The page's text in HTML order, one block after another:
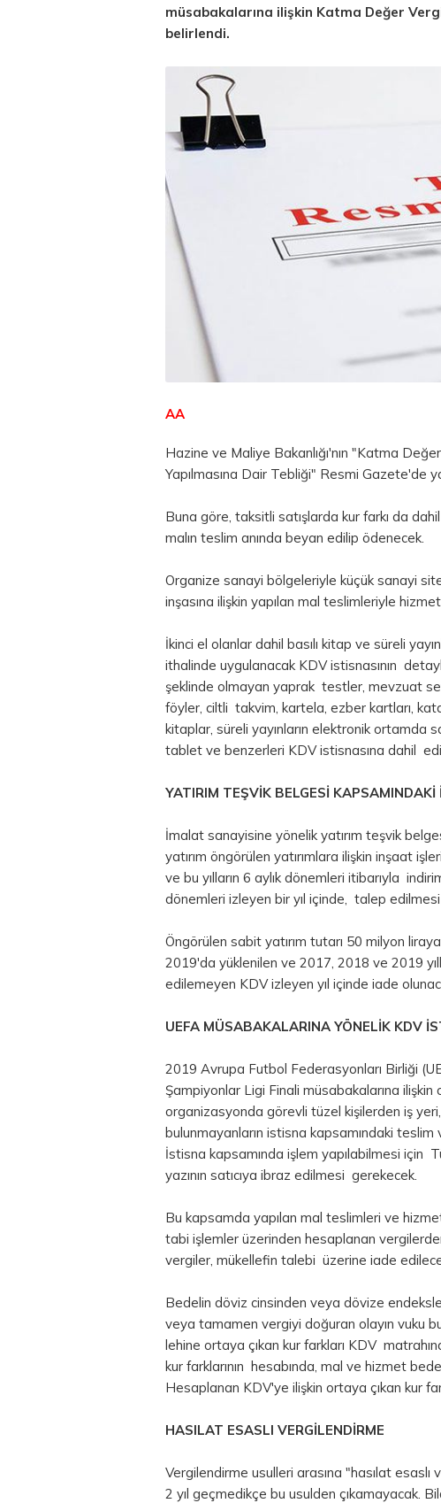
müsabakalarına ilişkin Katma Değer
belirlendi.
AA
Hazine ve Maliye Bakanlığı'nın "Katma
Yapılmasına Dair Tebliği" Resmi Gazete'de
Buna göre, taksitli satışlarda kur farkı da
malın teslim anında beyan edilip ödenecek.
Organize sanayi bölgeleriyle küçük sanayi
inşasına ilişkin yapılan mal teslimleriyle
İkinci el olanlar dahil basılı kitap ve süreli
ithalinde uygulanacak KDV istisnasının
şeklinde olmayan yaprak testler, mevzuat
föyler, ciltli takvim, kartela, ezber kartları,
kitaplar, süreli yayınların elektronik ortamda
tablet ve benzerleri KDV istisnasına dahil
YATIRIM TEŞVİK BELGESİ
İmalat sanayisine yönelik yatırım teşvik
yatırım öngörülen yatırımlara ilişkin inşaat
ve bu yılların 6 aylık dönemleri itibarıyla
dönemleri izleyen bir yıl içinde, talep
Öngörülen sabit yatırım tutarı 50 milyon
2019'da yüklenilen ve 2017, 2018 ve 2019
edilemeyen KDV izleyen yıl içinde iade
UEFA MÜSABAKALARINA YÖNELİK KDV
2019 Avrupa Futbol Federasyonları Birliği
Şampiyonlar Ligi Finali müsabakalarına ilişkin
organizasyonda görevli tüzel kişilerden iş
bulunmayanların istisna kapsamındaki
İstisna kapsamında işlem yapılabilmesi için
yazının satıcıya ibraz edilmesi gerekecek.
Bu kapsamda yapılan mal teslimleri ve
tabi işlemler üzerinden hesaplanan
vergiler, mükellefin talebi üzerine iade
Bedelin döviz cinsinden veya dövize
veya tamamen vergiyi doğuran olayın vuku
lehine ortaya çıkan kur farkları KDV
kur farklarının hesabında, mal ve hizmet
Hesaplanan KDV'ye ilişkin ortaya çıkan kur
HASILAT ESASLI VERGİLENDİRME
Vergilendirme usulleri arasına "hasılat
2 yıl geçmedikçe bu usulden çıkamayacak.